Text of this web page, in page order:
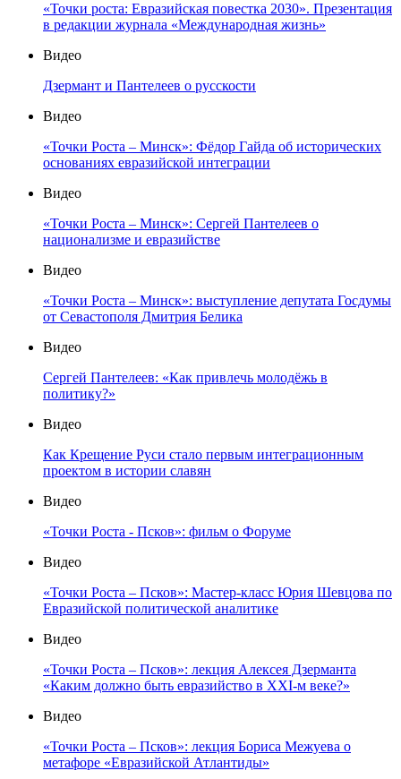
«Точки роста: Евразийская повестка 2030». Презентация
в редакции журнала «Международная жизнь»
Видео
Дзермант и Пантелеев о русскости
Видео
«Точки Роста – Минск»: Фёдор Гайда об исторических
основаниях евразийской интеграции
Видео
«Точки Роста – Минск»: Сергей Пантелеев о
национализме и евразийстве
Видео
«Точки Роста – Минск»: выступление депутата Госдумы
от Севастополя Дмитрия Белика
Видео
Сергей Пантелеев: «Как привлечь молодёжь в
политику?»
Видео
Как Крещение Руси стало первым интеграционным
проектом в истории славян
Видео
«Точки Роста - Псков»: фильм о Форуме
Видео
«Точки Роста – Псков»: Мастер-класс Юрия Шевцова по
Евразийской политической аналитике
Видео
«Точки Роста – Псков»: лекция Алексея Дзерманта
«Каким должно быть евразийство в XXI-м веке?»
Видео
«Точки Роста – Псков»: лекция Бориса Межуева о
метафоре «Евразийской Атлантиды»